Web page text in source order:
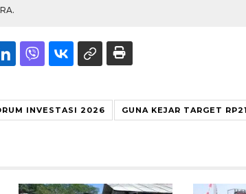
INVESTASI 2026 GUNA KEJAR TARGET